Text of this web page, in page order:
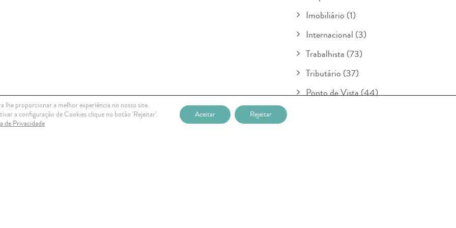
Imobiliário (1)
Internacional (3)
Trabalhista (73)
Tributário (37)
Ponto de Vista(44)
lhe proporcionar a melhor experiência no nosso site.
a configuração de Cookies clique no botão 'Rejeitar'.
de Privacidade
Aceitar Rejeitar